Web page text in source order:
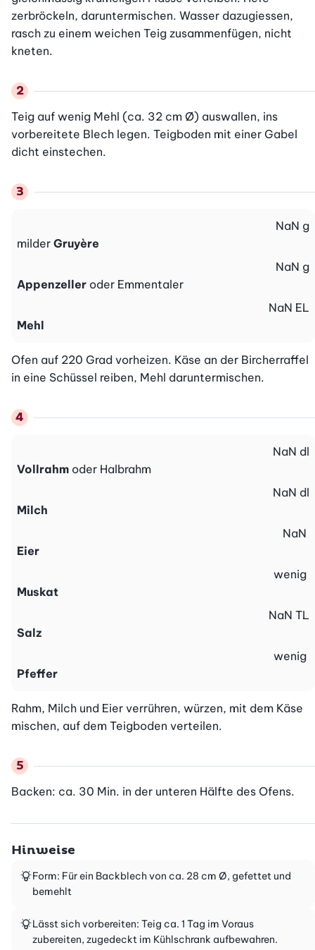
zerbröckeln, daruntermischen. Wasser dazugiessen,
rasch zu einem weichen Teig zusammenfügen, nicht
kneten.
Teig auf wenig Mehl (ca. 32 cm Ø) auswallen, ins
vorbereitete Blech legen. Teigboden mit einer Gabel
dicht einstechen.
milder Gruyère
NaN g
Appenzeller oder Emmentaler
NaN g
Mehl
NaN EL
Ofen auf 220 Grad vorheizen. Käse an der Bircherraffel
in eine Schüssel reiben, Mehl daruntermischen.
Vollrahm oder Halbrahm
NaN dl
Milch
NaN dl
Eier
NaN
Muskat
wenig
Salz
NaN TL
Pfeffer
wenig
Rahm, Milch und Eier verrühren, würzen, mit dem Käse
mischen, auf dem Teigboden verteilen.
Backen: ca. 30 Min. in der unteren Hälfte des Ofens.
Hinweise
Form: Für ein Backblech von ca. 28 cm Ø, gefettet und
bemehlt
Lässt sich vorbereiten: Teig ca. 1 Tag im Voraus
zubereiten, zugedeckt im Kühlschrank aufbewahren.